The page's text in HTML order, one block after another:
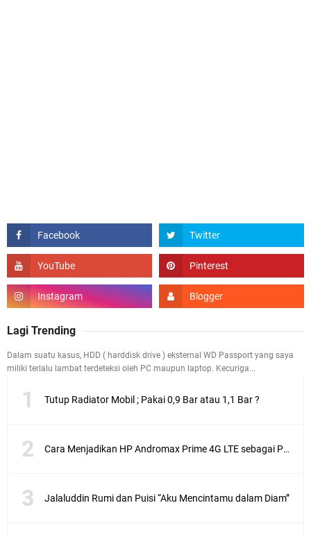
Lagi Trending
Dalam suatu kasus, HDD ( harddisk drive ) eksternal WD Passport yang saya
miliki terlalu lambat terdeteksi oleh PC maupun laptop. Kecuriga...
Tutup Radiator Mobil ; Pakai 0,9 Bar atau 1,1 Bar ?
Cara Menjadikan HP Andromax Prime 4G LTE sebagai Perangkat Wifi Hotspot
Jalaluddin Rumi dan Puisi “Aku Mencintamu dalam Diam”